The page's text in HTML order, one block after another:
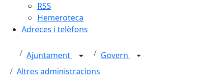
RSS
Hemeroteca
Adreces i telèfons
Ajuntament
Govern
Altres administracions